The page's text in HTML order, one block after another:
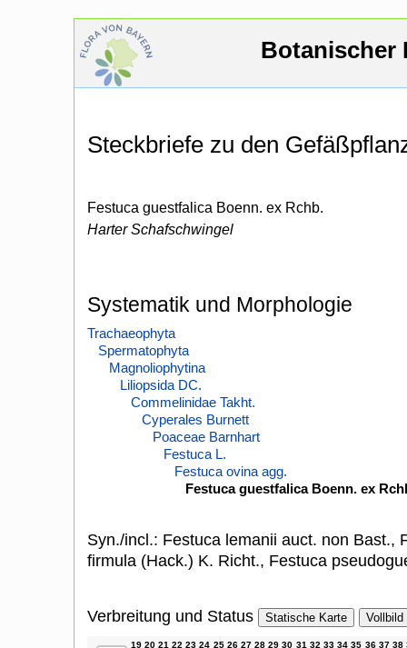
Botanischer
Steckbriefe zu den
Festuca guestfalica Boenn. ex Rchb.
Harter Schafschwingel
Systematik und Morphologie
Trachaeophyta
Spermatophyta
Magnoliophytina
Liliopsida DC.
Commelinidae Takht.
Cyperales Burnett
Poaceae Barnhart
Festuca L.
Festuca ovina agg.
Festuca guestfalica Boenn. ex
Syn./incl.: Festuca lemanii auct. non Bast.,
firmula (Hack.) K. Richt., Festuca
Verbreitung und Status Statische Karte Vollbild